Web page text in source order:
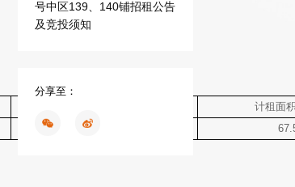
计租面
详见租赁位置图
号中区139、140铺招租公告
及竞投须知
分享至：